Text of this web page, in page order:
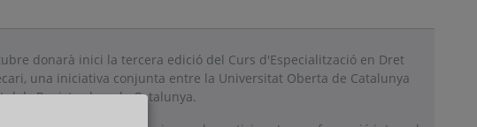
donarà inici la tercera edició del Curs d'Especialització en Dret
una iniciativa conjunta entre la Universitat Oberta de Catalunya
dels Registradors de Catalunya.